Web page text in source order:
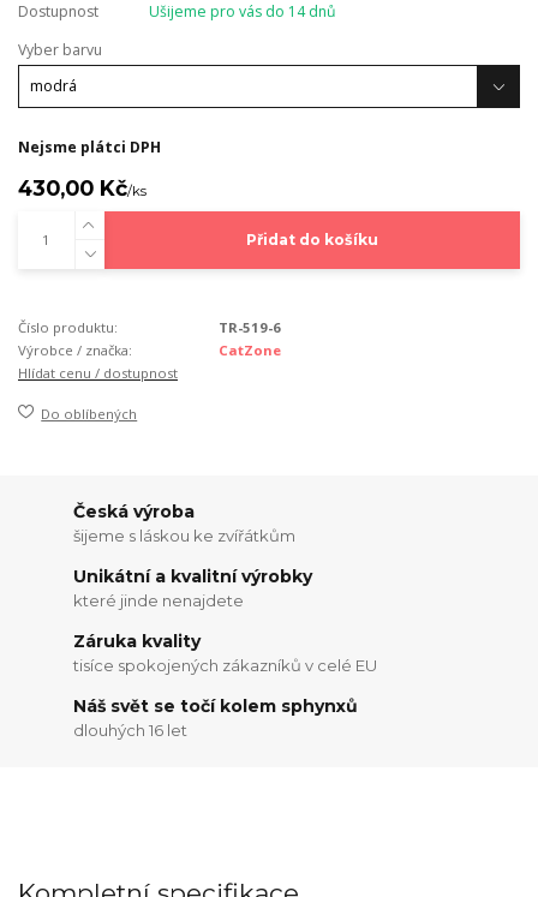
Dostupnost
Ušijeme pro vás do 14 dnů
Vyber barvu
Nejsme plátci DPH
430,00 Kč/ks
Přidat do košíku
Číslo produktu:
TR-519-6
Výrobce / značka:
CatZone
Hlídat cenu / dostupnost
Do oblíbených
Česká výroba
šijeme s láskou ke zvířátkům
Unikátní a kvalitní výrobky
které jinde nenajdete
Záruka kvality
tisíce spokojených zákazníků v celé EU
Náš svět se točí kolem sphynxů
dlouhých 16 let